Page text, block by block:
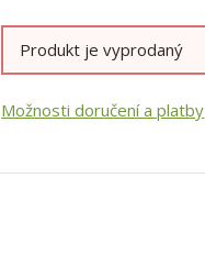
Produkt je vyprodaný
Možnosti doručení a platby